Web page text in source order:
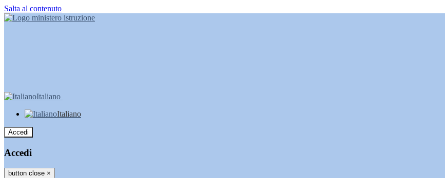
Salta al contenuto
Italiano
Italiano
Accedi
Accedi
button close ×